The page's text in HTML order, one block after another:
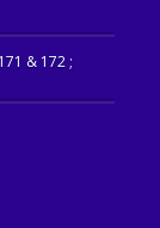
& 172 ;